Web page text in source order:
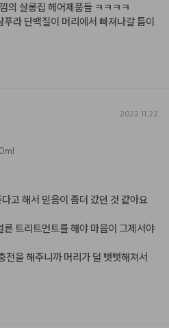
의 살롱집 헤어제품들 ㅋㅋㅋㅋ
라 단백질이 머리에서 빠져나갈 틈이
2022.11.22
고 해서 믿음이 좀더 갔던 것 같아요
트리트먼트를 해야 마음이 그제서야
전을 해주니까 머리가 덜 뻣뻣해져서